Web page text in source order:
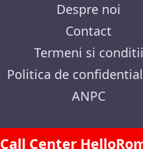
Despre noi
Contact
Termeni si conditii
Politica de
ANPC
Call Center